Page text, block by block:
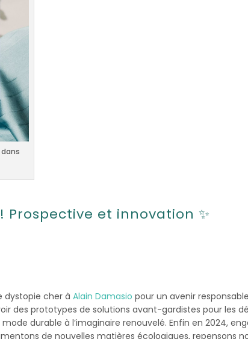
Prospective et innovation ✨
dystopie cher à Alain Damasiopour un avenir
des prototypes de solutions avant-gardistes pour les
durable à l’imaginaire renouvelé. Enfin en 2024,
de nouvelles matières écologiques, repensons